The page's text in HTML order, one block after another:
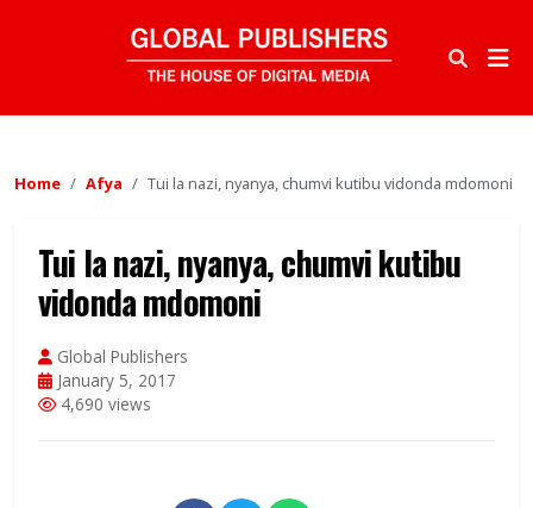
Home Afya Tui la nazi, nyanya, chumvi kutibu vidonda mdomoni
Tui la nazi, nyanya, chumvi kutibu
vidonda mdomoni
Global Publishers
January 5, 2017
4,690 views